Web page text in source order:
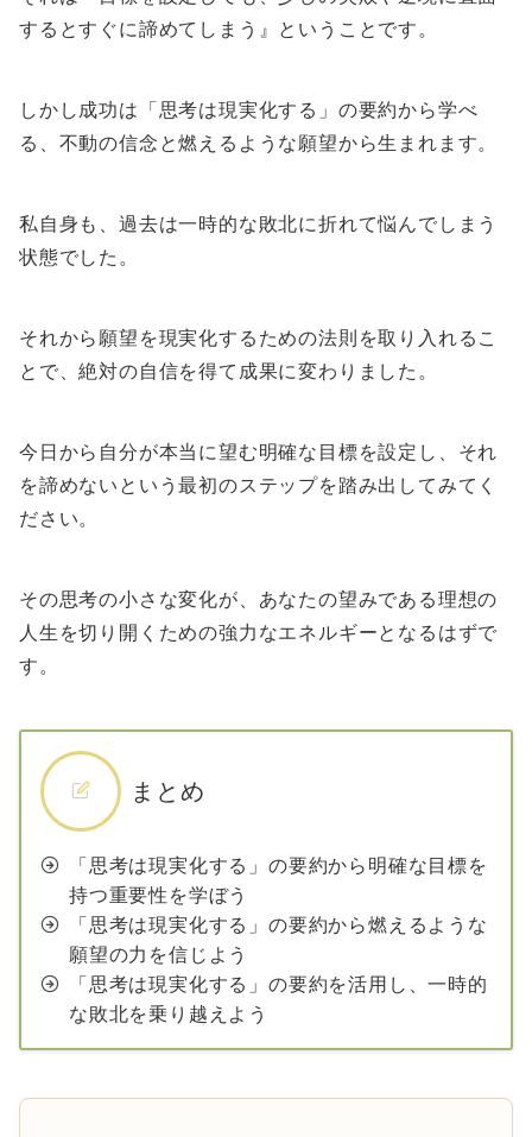
するとすぐに諦めてしまう』ということです。
しかし成功は「思考は現実化する」の要約から学べ
る、不動の信念と燃えるような願望から生まれます。
私自身も、過去は一時的な敗北に折れて悩んでしまう
状態でした。
それから願望を現実化するための法則を取り入れるこ
とで、絶対の自信を得て成果に変わりました。
今日から自分が本当に望む明確な目標を設定し、それ
を諦めないという最初のステップを踏み出してみてく
ださい。
その思考の小さな変化が、あなたの望みである理想の
人生を切り開くための強力なエネルギーとなるはずで
す。
まとめ
「思考は現実化する」の要約から明確な目標を
持つ重要性を学ぼう
「思考は現実化する」の要約から燃えるような
願望の力を信じよう
「思考は現実化する」の要約を活用し、一時的
な敗北を乗り越えよう